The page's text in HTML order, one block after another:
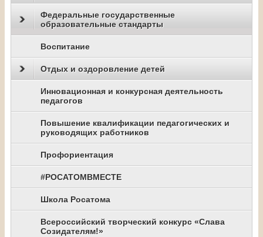
Федеральные государственные
образовательные стандарты
Воспитание
Отдых и оздоровление детей
Инновационная и конкурсная деятельность
педагогов
Повышение квалификации педагогических и
руководящих работников
Профориентация
#РОСАТОМВМЕСТЕ
Школа Росатома
Всероссийский творческий конкурс «Слава
Созидателям!»